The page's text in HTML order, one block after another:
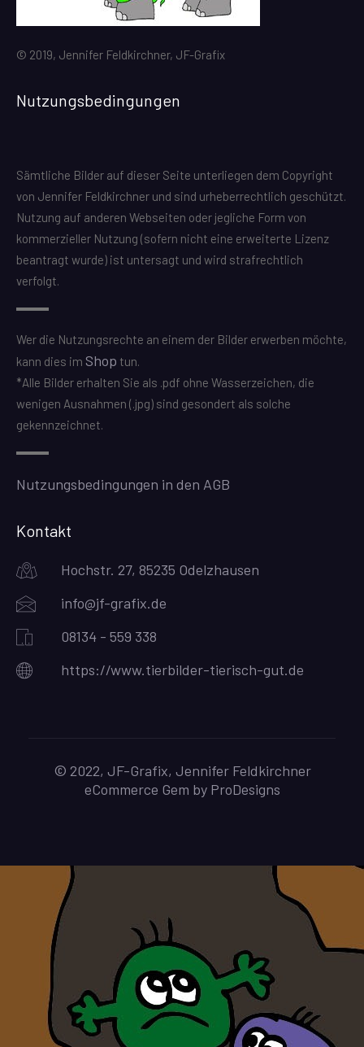
© 2019, Jennifer Feldkirchner, JF-Grafix
Nutzungsbedingungen
Sämtliche Bilder auf dieser Seite unterliegen dem Copyright
von Jennifer Feldkirchner und sind urheberrechtlich geschützt.
Nutzung auf anderen Webseiten oder jegliche Form von
kommerzieller Nutzung (sofern nicht eine erweiterte Lizenz
beantragt wurde) ist untersagt und wird strafrechtlich
verfolgt.
Wer die Nutzungsrechte an einem der Bilder erwerben möchte,
kann dies im Shop tun.
*Alle Bilder erhalten Sie als .pdf ohne Wasserzeichen, die
wenigen Ausnahmen (.jpg) sind gesondert als solche
gekennzeichnet.
Nutzungsbedingungen in den AGB
Kontakt
Hochstr. 27, 85235 Odelzhausen
info@jf-grafix.de
08134 - 559 338
https://www.tierbilder-tierisch-gut.de
© 2022, JF-Grafix, Jennifer Feldkirchner
eCommerce Gem by ProDesigns